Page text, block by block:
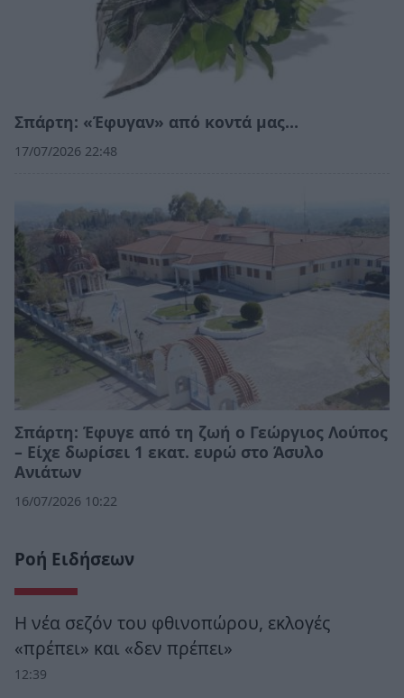
Σπάρτη: «Έφυγαν» από κοντά μας…
17/07/2026 22:48
Σπάρτη: Έφυγε από τη ζωή ο Γεώργιος Λούπος
– Είχε δωρίσει 1 εκατ. ευρώ στο Άσυλο
Ανιάτων
16/07/2026 10:22
Ροή Ειδήσεων
Η νέα σεζόν του φθινοπώρου, εκλογές
«πρέπει» και «δεν πρέπει»
12:39